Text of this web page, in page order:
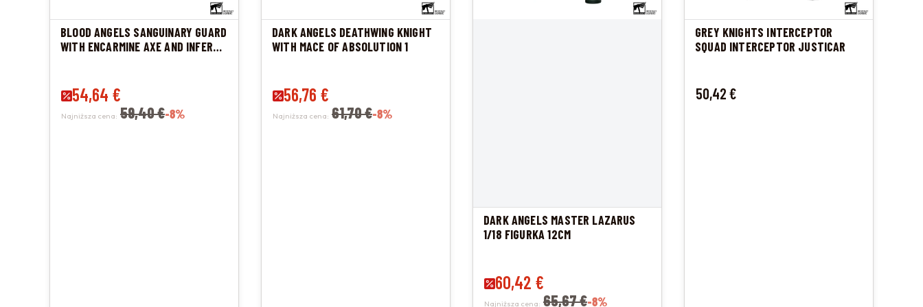
BLOOD ANGELS SANGUINARY GUARD
WITH ENCARMINE AXE AND INFERNO
Cena promocyjna
54,64 €
Najniższa cena: 59,40 €-8%
DARK ANGELS DEATHWING KNIGHT
WITH MACE OF ABSOLUTION 1
Cena promocyjna
56,76 €
Najniższa cena: 61,70 €-8%
DARK ANGELS MASTER LAZARUS
1/18 FIGURKA 12CM
Cena promocyjna
60,42 €
Najniższa cena: 65,67 €-8%
GREY KNIGHTS INTERCEPTOR
SQUAD INTERCEPTOR JUSTICAR
Cena
50,42 €